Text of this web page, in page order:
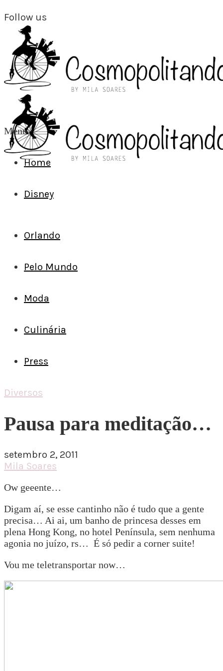
Follow us
Menu
Home
Disney
Orlando
Pelo Mundo
Moda
Culinária
Press
Diversos
Pausa para meditação…
setembro 2, 2011
Mila Soares
Ow geeente…
Digam aí, se esse cantinho não é tudo que a gente
precisa… Ai ai, um banho de princesa desses em
plena Hong Kong, no hotel Península, sem nenhuma
agonia no juízo, rs… É só pedir a corner suite!
Vou me teletransportar now…